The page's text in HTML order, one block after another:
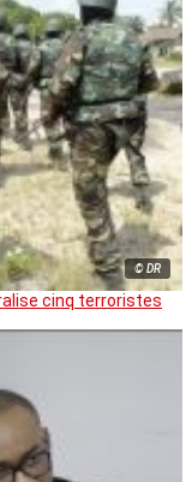
© DR
cinq terroristes